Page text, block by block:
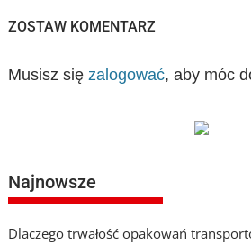
ZOSTAW KOMENTARZ
Musisz się zalogować, aby móc
Najnowsze
Dlaczego trwałość opakowań